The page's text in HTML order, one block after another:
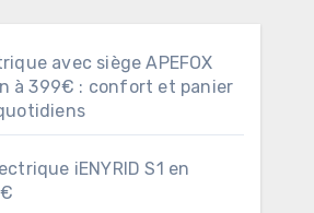
avec siège APEFOX
à 399€ : confort et panier
iENYRID S1 en